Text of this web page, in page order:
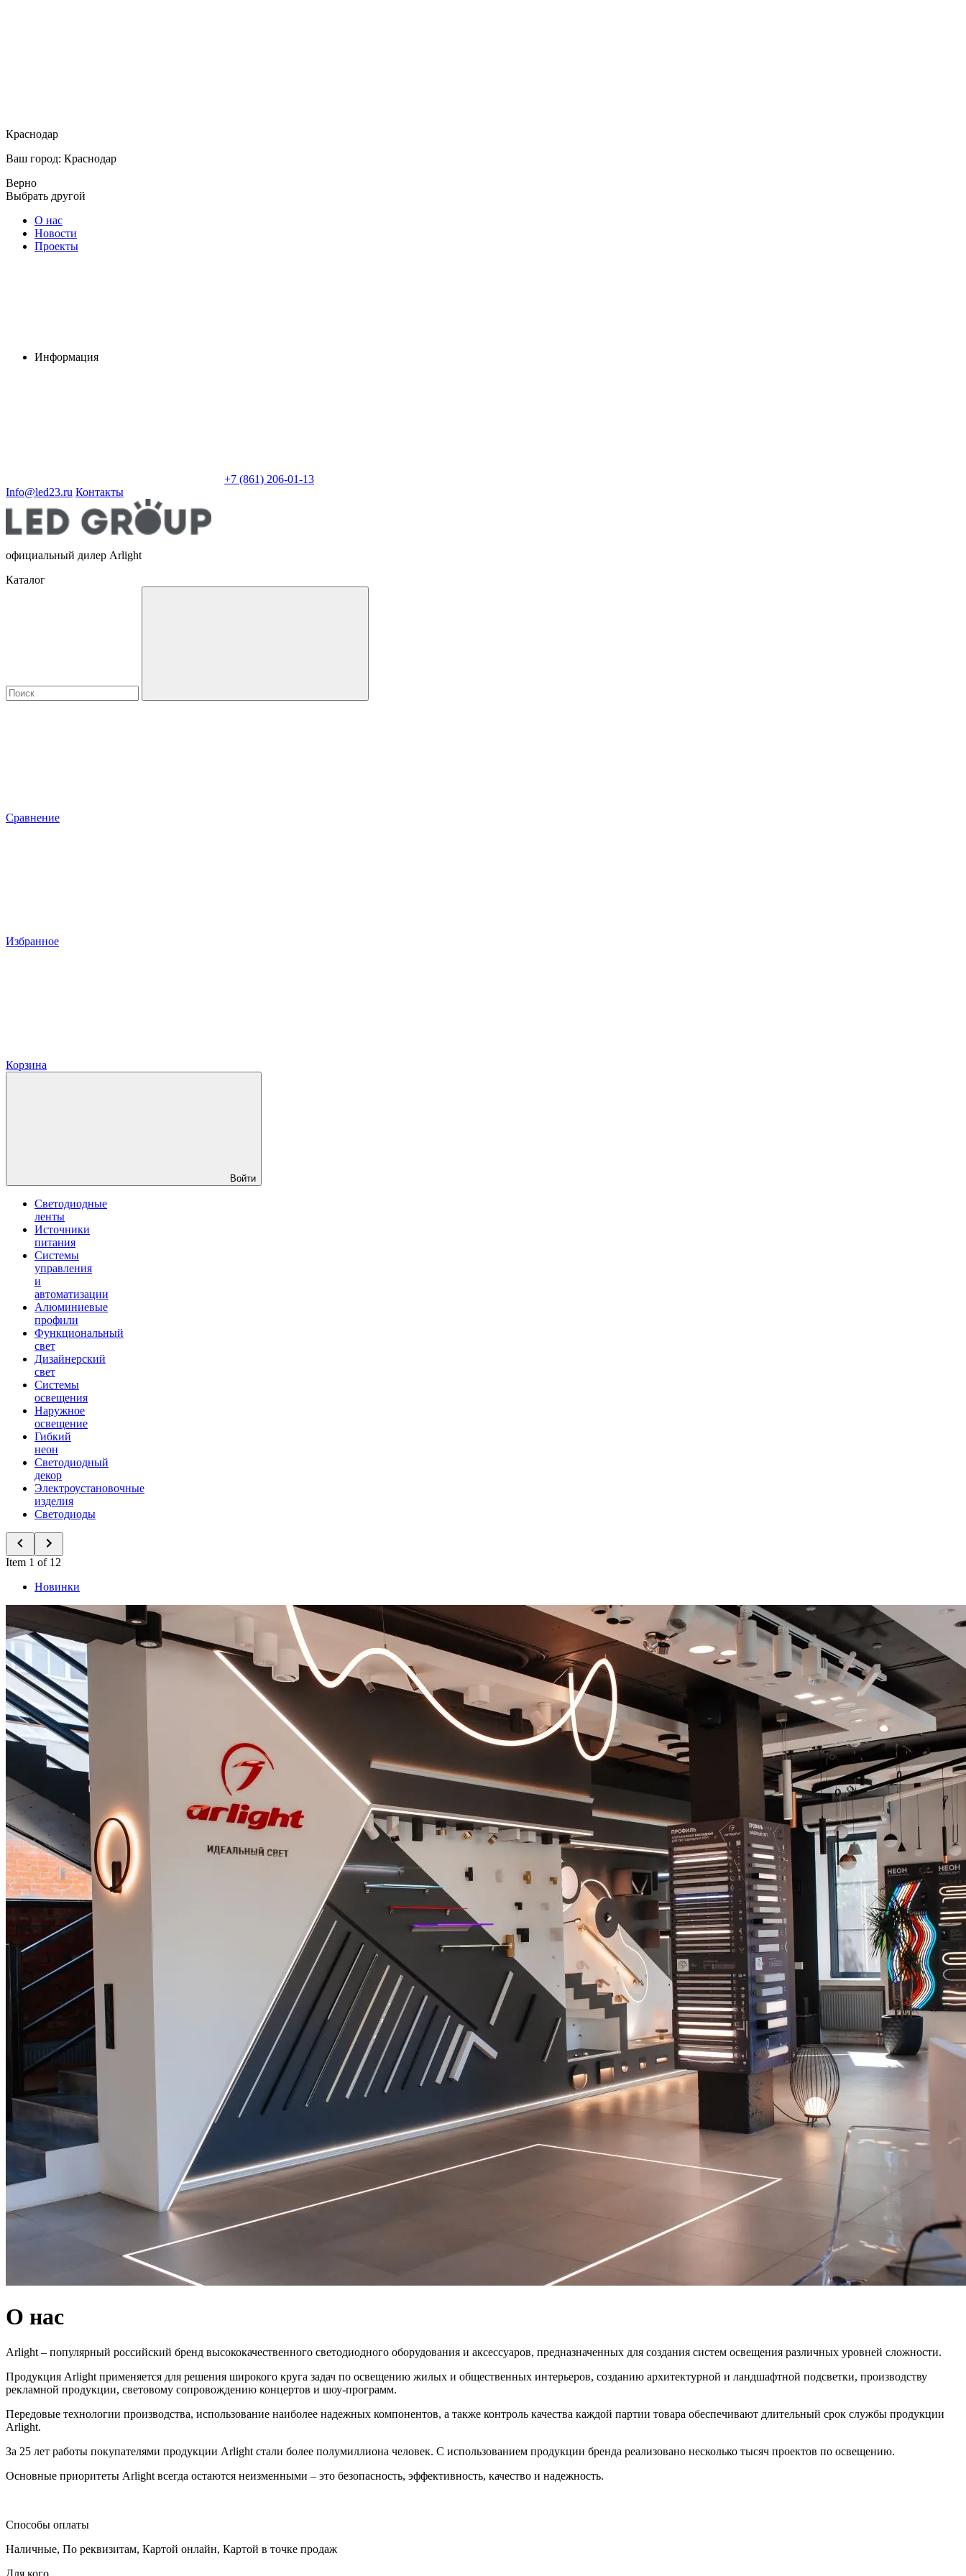
Краснодар
Ваш город: Краснодар
Верно
Выбрать другой
О нас
Новости
Проекты
Информация
+7 (861) 206-01-13
Info@led23.ru Контакты
официальный дилер Arlight
Каталог
Сравнение
Избранное
Корзина
Войти
Светодиодные
ленты
Источники
питания
Системы
управления
и
автоматизации
Алюминиевые
профили
Функциональный
свет
Дизайнерский
свет
Системы
освещения
Наружное
освещение
Гибкий
неон
Светодиодный
декор
Электроустановочные
изделия
Светодиоды
Item 1 of 12
Новинки
О нас
Arlight – популярный российский бренд высококачественного светодиодного оборудования и аксессуаров, предназначенных для создания систем освещения различных уровней сложности.
Продукция Arlight применяется для решения широкого круга задач по освещению жилых и общественных интерьеров, созданию архитектурной и ландшафтной подсветки, производству
рекламной продукции, световому сопровождению концертов и шоу-программ.
Передовые технологии производства, использование наиболее надежных компонентов, а также контроль качества каждой партии товара обеспечивают длительный срок службы продукции
Arlight.
За 25 лет работы покупателями продукции Arlight стали более полумиллиона человек. С использованием продукции бренда реализовано несколько тысяч проектов по освещению.
Основные приоритеты Arlight всегда остаются неизменными – это безопасность, эффективность, качество и надежность.
Способы оплаты
Наличные, По реквизитам, Картой онлайн, Картой в точке продаж
Для кого